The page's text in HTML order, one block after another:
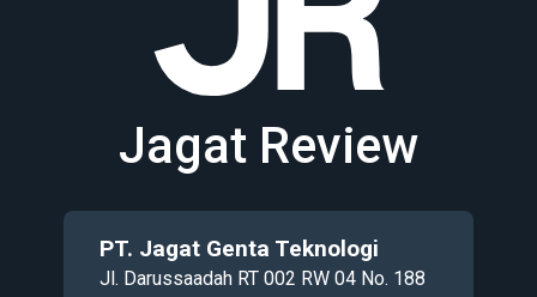
Jagat Review
PT. Jagat Genta Teknologi
Jl. Darussaadah RT 002 RW 04 No. 188